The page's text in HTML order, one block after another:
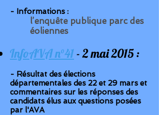
- Informations :
l’enquête publique parc des
éoliennes
InfoAVA n°41- 2 mai 2015 :
- Résultat des élections
départementales des 22 et 29 mars et
commentaires sur les réponses des
candidats élus aux questions posées
par l'AVA